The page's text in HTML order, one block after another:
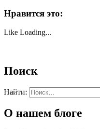
Нравится это:
Like Loading...
Поиск
Найти:
О нашем блоге